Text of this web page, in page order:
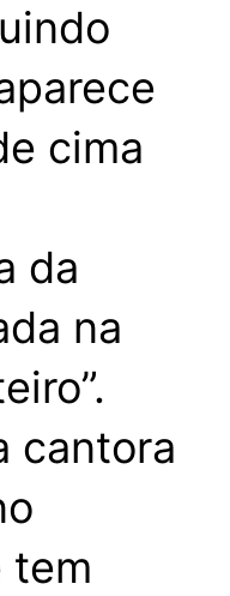
cima
da
na
cantora
tem